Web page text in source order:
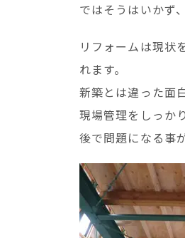
ではそうはいかず
リフォームは現状
れます。
新築とは違った面
現場管理をしっか
後で問題になる事